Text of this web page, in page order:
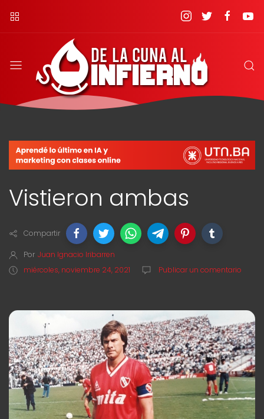
Vistieron ambas
Compartir
Por Juan Ignacio Iribarren
miércoles, noviembre 24, 2021
Publicar un comentario